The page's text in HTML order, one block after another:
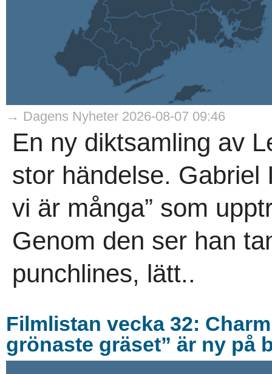
→ Dagens Nyheter 2026-08-07 09:46
En ny diktsamling av
stor händelse. Gabriel
vi är många” som
Genom den ser han
punchlines, lätt..
Filmlistan vecka 32:
grönaste gräset” är ny på